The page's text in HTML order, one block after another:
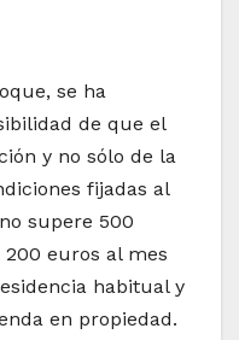
se ha
de que el
y no sólo de la
fijadas al
supere 500
euros al mes
habitual y
en propiedad.